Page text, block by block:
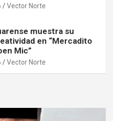
Vector Norte
muestra su
en “Mercadito
Mic”
Vector Norte